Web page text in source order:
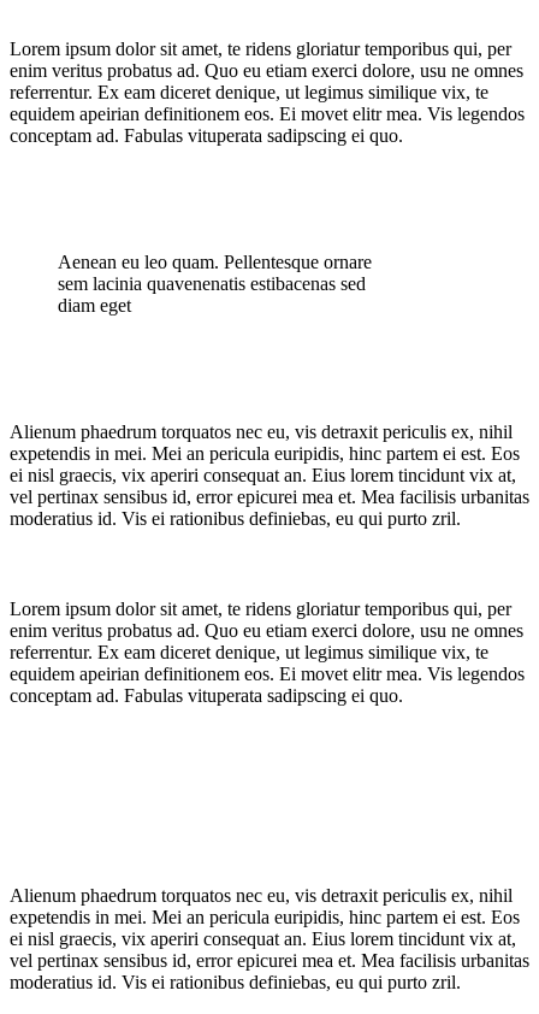
Lorem ipsum dolor sit amet, te ridens gloriatur temporibus qui, per
enim veritus probatus ad. Quo eu etiam exerci dolore, usu ne omnes
referrentur. Ex eam diceret denique, ut legimus similique vix, te
equidem apeirian definitionem eos. Ei movet elitr mea. Vis legendos
conceptam ad. Fabulas vituperata sadipscing ei quo.
Aenean eu leo quam. Pellentesque ornare
sem lacinia quavenenatis estibacenas sed
diam eget
Alienum phaedrum torquatos nec eu, vis detraxit periculis ex, nihil
expetendis in mei. Mei an pericula euripidis, hinc partem ei est. Eos
ei nisl graecis, vix aperiri consequat an. Eius lorem tincidunt vix at,
vel pertinax sensibus id, error epicurei mea et. Mea facilisis urbanitas
moderatius id. Vis ei rationibus definiebas, eu qui purto zril.
Lorem ipsum dolor sit amet, te ridens gloriatur temporibus qui, per
enim veritus probatus ad. Quo eu etiam exerci dolore, usu ne omnes
referrentur. Ex eam diceret denique, ut legimus similique vix, te
equidem apeirian definitionem eos. Ei movet elitr mea. Vis legendos
conceptam ad. Fabulas vituperata sadipscing ei quo.
Alienum phaedrum torquatos nec eu, vis detraxit periculis ex, nihil
expetendis in mei. Mei an pericula euripidis, hinc partem ei est. Eos
ei nisl graecis, vix aperiri consequat an. Eius lorem tincidunt vix at,
vel pertinax sensibus id, error epicurei mea et. Mea facilisis urbanitas
moderatius id. Vis ei rationibus definiebas, eu qui purto zril.